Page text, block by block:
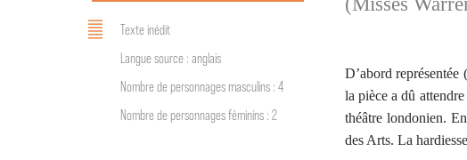
Texte inédit
Langue source : anglais
Nombre de personnages masculins : 4
Nombre de personnages féminins : 2
D’abord
la pièce a dû
théâtre londonien.
des Arts. La